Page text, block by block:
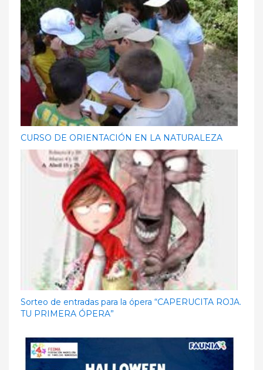
CURSO DE ORIENTACIÓN EN LA NATURALEZA
Sorteo de entradas para la ópera “CAPERUCITA ROJA.
TU PRIMERA ÓPERA”